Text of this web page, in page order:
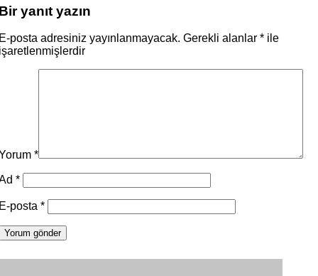
yanıt yazın
posta adresiniz yayınlanmayacak. Gerekli alanlar * ile
*
*
posta *